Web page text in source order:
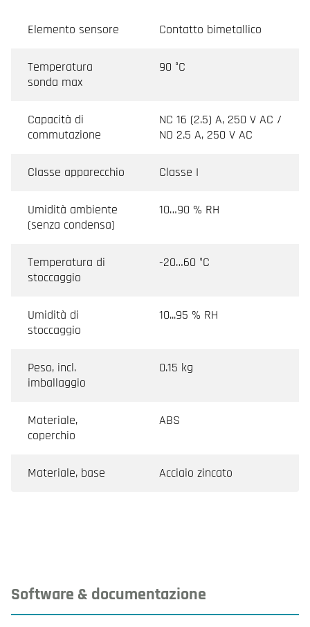
Elemento sensore Contatto bimetallico
Temperatura
sonda max
90 °C
Capacità di
commutazione
NC 16 (2.5) A, 250 V AC /
NO 2.5 A, 250 V AC
Classe apparecchio Classe I
Umidità ambiente
(senza condensa)
10…90 % RH
Temperatura di
stoccaggio
-20…60 °C
Umidità di
stoccaggio
10...95 % RH
Peso, incl.
imballaggio
0.15 kg
Materiale,
coperchio
ABS
Materiale, base Acciaio zincato
Software & documentazione